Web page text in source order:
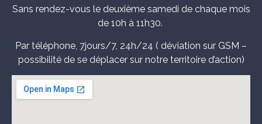
Sans rendez-vous le deuxième samedi de chaque mois
de 10h à 11h30.
Par téléphone, 7jours/7, 24h/24 ( déviation sur GSM –
possibilité de se déplacer sur notre territoire d’action)